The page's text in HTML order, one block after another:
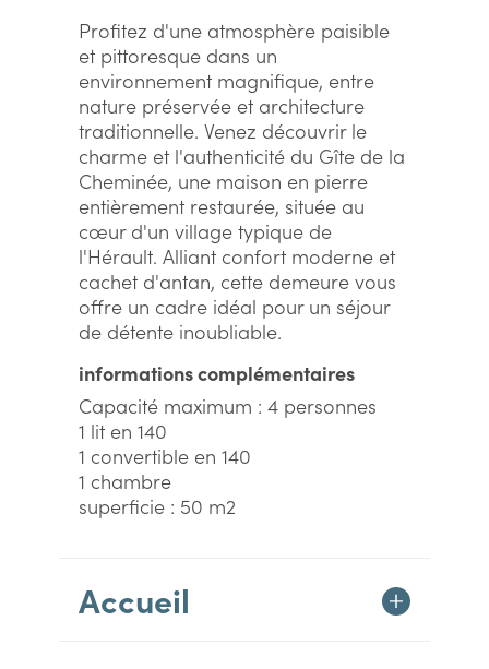
Profitez d'une atmosphère paisible
et pittoresque dans un
environnement magnifique, entre
nature préservée et architecture
traditionnelle. Venez découvrir le
charme et l'authenticité du Gîte de la
Cheminée, une maison en pierre
entièrement restaurée, située au
cœur d'un village typique de
l'Hérault. Alliant confort moderne et
cachet d'antan, cette demeure vous
offre un cadre idéal pour un séjour
de détente inoubliable.
informations complémentaires
Capacité maximum : 4 personnes
1 lit en 140
1 convertible en 140
1 chambre
superficie : 50 m2
Accueil